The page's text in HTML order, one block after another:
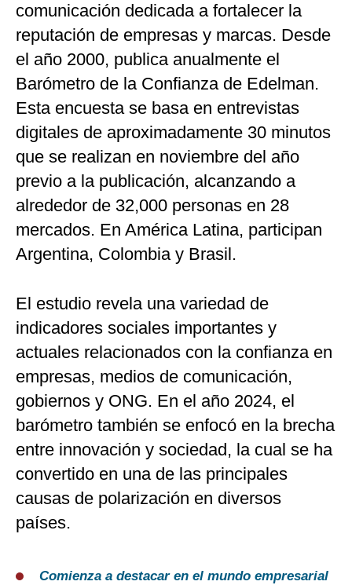
comunicación dedicada a fortalecer la
reputación de empresas y marcas. Desde
el año 2000, publica anualmente el
Barómetro de la Confianza de Edelman.
Esta encuesta se basa en entrevistas
digitales de aproximadamente 30 minutos
que se realizan en noviembre del año
previo a la publicación, alcanzando a
alrededor de 32,000 personas en 28
mercados. En América Latina, participan
Argentina, Colombia y Brasil.
El estudio revela una variedad de
indicadores sociales importantes y
actuales relacionados con la confianza en
empresas, medios de comunicación,
gobiernos y ONG. En el año 2024, el
barómetro también se enfocó en la brecha
entre innovación y sociedad, la cual se ha
convertido en una de las principales
causas de polarización en diversos
países.
Comienza a destacar en el mundo empresarial